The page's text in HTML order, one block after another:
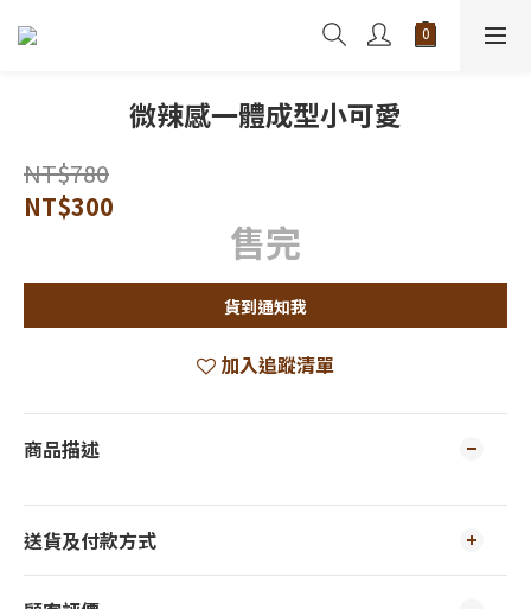
微辣感一體成型小可愛
NT$780
NT$300
售完
貨到通知我
加入追蹤清單
商品描述
送貨及付款方式